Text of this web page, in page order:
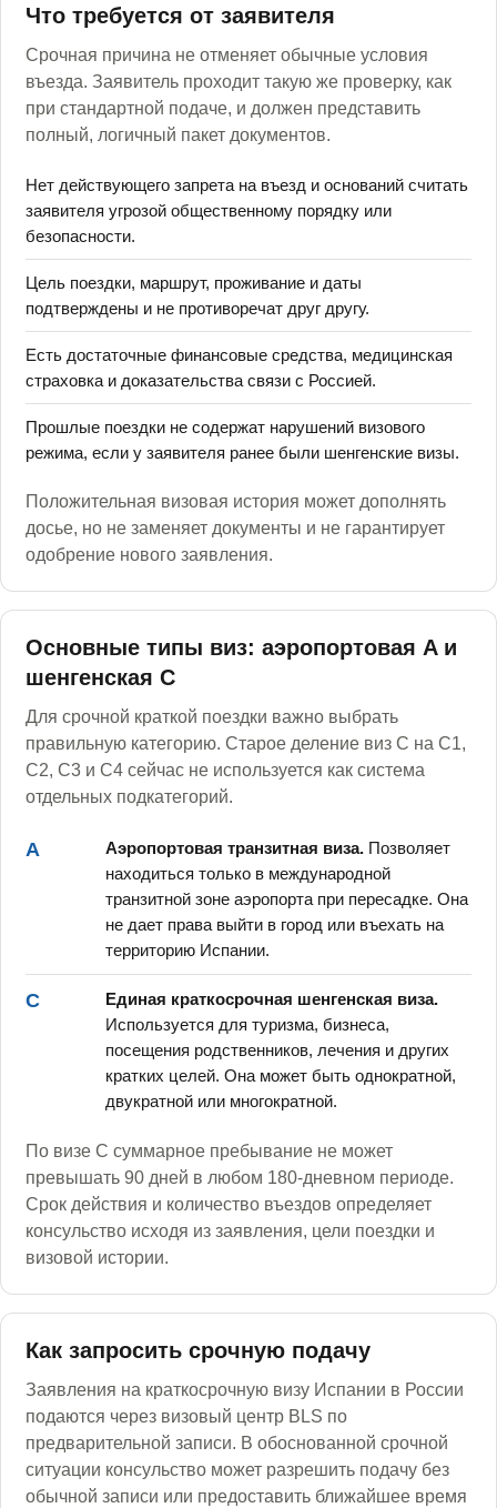
Что требуется от заявителя
Срочная причина не отменяет обычные условия
въезда. Заявитель проходит такую же проверку, как
при стандартной подаче, и должен представить
полный, логичный пакет документов.
Нет действующего запрета на въезд и оснований считать
заявителя угрозой общественному порядку или
безопасности.
Цель поездки, маршрут, проживание и даты
подтверждены и не противоречат друг другу.
Есть достаточные финансовые средства, медицинская
страховка и доказательства связи с Россией.
Прошлые поездки не содержат нарушений визового
режима, если у заявителя ранее были шенгенские визы.
Положительная визовая история может дополнять
досье, но не заменяет документы и не гарантирует
одобрение нового заявления.
Основные типы виз: аэропортовая A и
шенгенская C
Для срочной краткой поездки важно выбрать
правильную категорию. Старое деление виз C на C1,
C2, C3 и C4 сейчас не используется как система
отдельных подкатегорий.
A Аэропортовая транзитная виза. Позволяет
находиться только в международной
транзитной зоне аэропорта при пересадке. Она
не дает права выйти в город или въехать на
территорию Испании.
C
Единая краткосрочная шенгенская виза.
Используется для туризма, бизнеса,
посещения родственников, лечения и других
кратких целей. Она может быть однократной,
двукратной или многократной.
По визе C суммарное пребывание не может
превышать 90 дней в любом 180-дневном периоде.
Срок действия и количество въездов определяет
консульство исходя из заявления, цели поездки и
визовой истории.
Как запросить срочную подачу
Заявления на краткосрочную визу Испании в России
подаются через визовый центр BLS по
предварительной записи. В обоснованной срочной
ситуации консульство может разрешить подачу без
обычной записи или предоставить ближайшее время